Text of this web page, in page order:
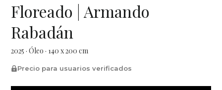
Floreado | Armando
Rabadán
2025 · Óleo · 140 x 200 cm
Precio para usuarios verificados